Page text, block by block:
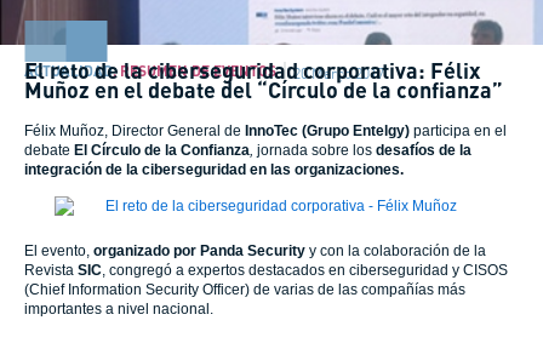
ACTUALIDAD, RESUMEN DE EVENTOS 20 Março 2017
El reto de la ciberseguridad corporativa: Félix
Muñoz en el debate del “Círculo de la confianza”
Félix Muñoz, Director General de InnoTec (Grupo Entelgy) participa en el
debate El Círculo de la Confianza, jornada sobre los desafíos de la
integración de la ciberseguridad en las organizaciones.
El evento, organizado por Panda Security y con la colaboración de la
Revista SIC , congregó a expertos destacados en ciberseguridad y CISOS
(Chief Information Security Officer) de varias de las compañías más
importantes a nivel nacional.